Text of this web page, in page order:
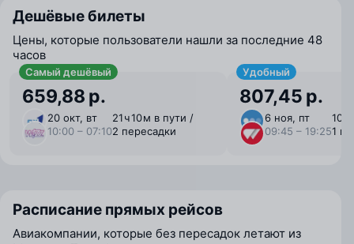
Дешёвые билеты
Цены, которые пользователи нашли за последние 48
часов
Самый дешёвый
659,88 р.
20 окт, вт
10:00 – 07:10
21 ⁠ч 10 ⁠м в пути /
2 пересадки
Удобный
807,45 р.
6 ноя, пт
09:45 – 19:25
10
1
Расписание прямых рейсов
Авиакомпании, которые без пересадок летают из